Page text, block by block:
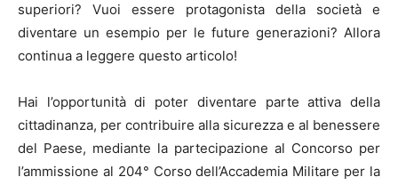
superiori? Vuoi essere protagonista della società e
diventare un esempio per le future generazioni? Allora
continua a leggere questo articolo!
Hai l’opportunità di poter diventare parte attiva della
cittadinanza, per contribuire alla sicurezza e al benessere
del Paese, mediante la partecipazione al Concorso per
l’ammissione al 204° Corso dell’Accademia Militare per la